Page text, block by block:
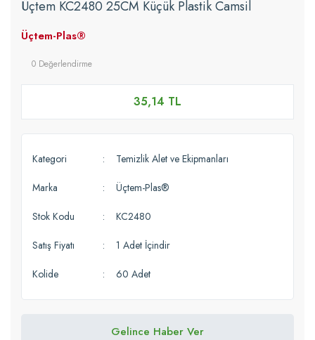
Üçtem KC2480 25CM Küçük Plastik Camsil
Üçtem-Plas®
0 Değerlendirme
35,14 TL
Kategori Temizlik Alet ve Ekipmanları
Marka Üçtem-Plas®
Stok Kodu KC2480
Satış Fiyatı 1 Adet İçindir
Kolide 60 Adet
Gelince Haber Ver